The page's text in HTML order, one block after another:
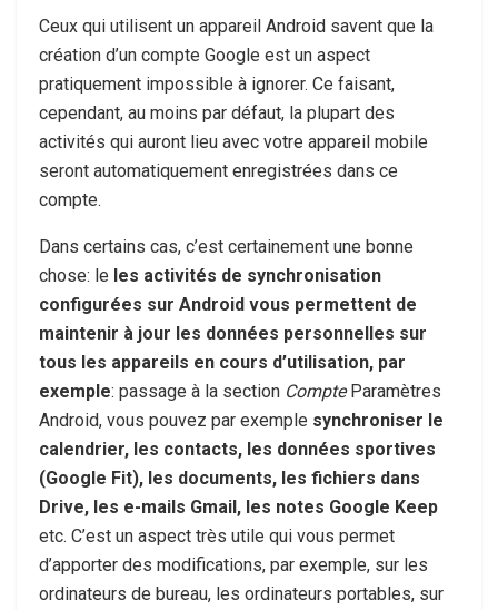
Ceux qui utilisent un appareil Android savent que la
création d’un compte Google est un aspect
pratiquement impossible à ignorer. Ce faisant,
cependant, au moins par défaut, la plupart des
activités qui auront lieu avec votre appareil mobile
seront automatiquement enregistrées dans ce
compte.
Dans certains cas, c’est certainement une bonne
chose: le les activités de synchronisation
configurées sur Android vous permettent de
maintenir à jour les données personnelles sur
tous les appareils en cours d’utilisation, par
exemple: passage à la section CompteParamètres
Android, vous pouvez par exemple synchroniser le
calendrier, les contacts, les données sportives
(Google Fit), les documents, les fichiers dans
Drive, les e-mails Gmail, les notes Google Keep
etc. C’est un aspect très utile qui vous permet
d’apporter des modifications, par exemple, sur les
ordinateurs de bureau, les ordinateurs portables, sur